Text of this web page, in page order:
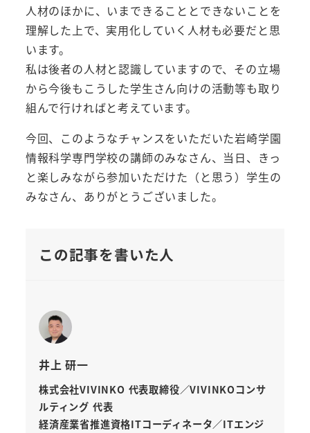
人材のほかに、いまできることとできないことを
理解した上で、実用化していく人材も必要だと思
います。
私は後者の人材と認識していますので、その立場
から今後もこうした学生さん向けの活動等も取り
組んで行ければと考えています。
今回、このようなチャンスをいただいた岩崎学園
情報科学専門学校の講師のみなさん、当日、きっ
と楽しみながら参加いただけた（と思う）学生の
みなさん、ありがとうございました。
この記事を書いた人
井上 研一
株式会社VIVINKO 代表取締役／VIVINKOコンサ
ルティング 代表
経済産業省推進資格ITコーディネータ／ITエンジ